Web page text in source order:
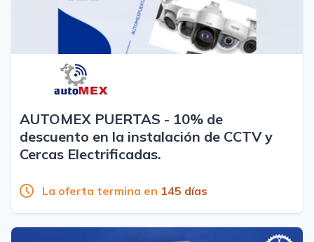
AUTOMEX PUERTAS - 10% de
descuento en la instalación de CCTV y
Cercas Electrificadas.
La oferta termina en 145 días